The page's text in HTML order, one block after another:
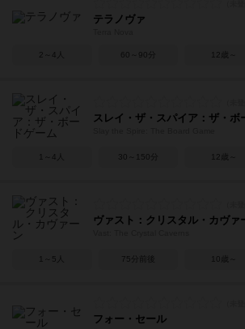
テラノヴァ
2～4人 60～90分 12歳～
スレイ・ザ・スパイア：ザ・ボ
1～4人 30～150分 12歳～
ヴァスト：クリスタル・カヴァ
1～5人 75分前後 10歳～
フォー・セール